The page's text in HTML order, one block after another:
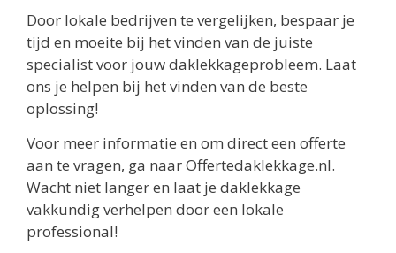
Door lokale bedrijven te vergelijken, bespaar je
tijd en moeite bij het vinden van de juiste
specialist voor jouw daklekkageprobleem. Laat
ons je helpen bij het vinden van de beste
oplossing!
Voor meer informatie en om direct een offerte
aan te vragen, ga naar Offertedaklekkage.nl.
Wacht niet langer en laat je daklekkage
vakkundig verhelpen door een lokale
professional!